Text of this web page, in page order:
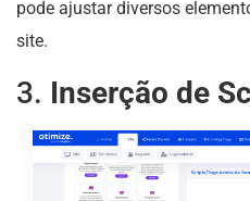
pode ajustar diversos
site.
3. Inserção de